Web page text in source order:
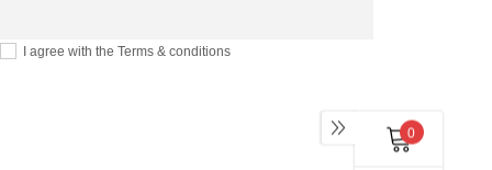
I agree with the Terms & conditions
0